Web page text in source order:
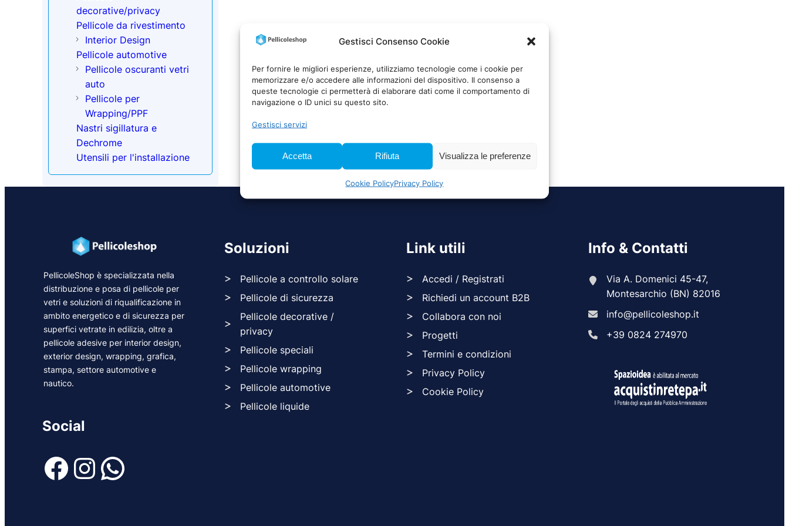
Gestisci Consenso Cookie
Per fornire le migliori esperienze, utilizziamo tecnologie come i cookie per
memorizzare e/o accedere alle informazioni del dispositivo. Il consenso a
queste tecnologie ci permetterà di elaborare dati come il comportamento di
navigazione o ID unici su questo sito.
Gestisci servizi
Accetta Rifiuta Visualizza le preferenze
Cookie PolicyPrivacy Policy
decorative/privacy
Pellicole da rivestimento
Interior Design
Pellicole automotive
Pellicole oscuranti vetri
auto
Pellicole per
Wrapping/PPF
Nastri sigillatura e
Dechrome
Utensili per l'installazione
PellicoleShop è specializzata nella
distribuzione e posa di pellicole per
vetri e soluzioni di riqualificazione in
ambito energetico e di sicurezza per
superfici vetrate in edilizia, oltre a
pellicole adesive per interior design,
exterior design, wrapping, grafica,
stampa, settore automotive e
nautico.
Social
Facebook InstagramWhatsApp
Soluzioni
Pellicole a controllo solare
Pellicole di sicurezza
Pellicole decorative /
privacy
Pellicole speciali
Pellicole wrapping
Pellicole automotive
Pellicole liquide
Link utili
Accedi / Registrati
Richiedi un account B2B
Collabora con noi
Progetti
Termini e condizioni
Privacy Policy
Cookie Policy
Info & Contatti
Via A. Domenici 45-47,
Montesarchio (BN) 82016
info@pellicoleshop.it
+39 0824 274970